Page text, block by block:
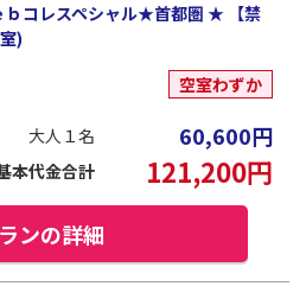
ｂコレスペシャル★首都圏 ★ 【禁
)
空室わずか
大人１名 60,600円
本代金合計 121,200円
ンの詳細